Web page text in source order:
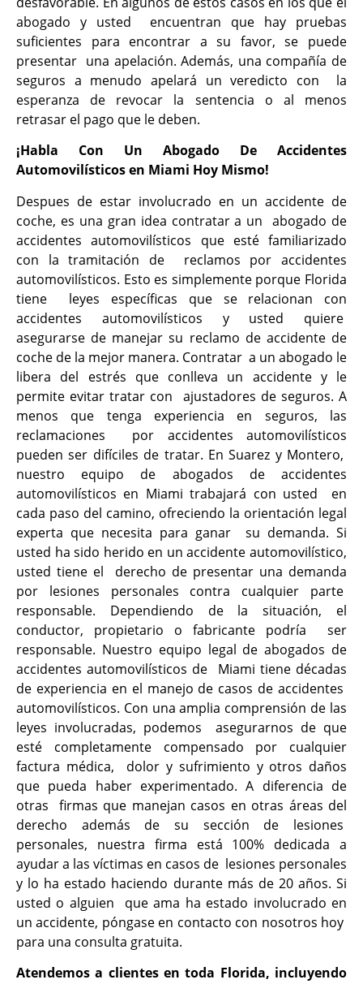
abogado y usted encuentran que hay pruebas
suficientes para encontrar a su favor, se puede
presentar una apelación. Además, una compañía de
seguros a menudo apelará un veredicto con la
esperanza de revocar la sentencia o al menos
retrasar el pago que le deben.
¡Habla Con Un Abogado De Accidentes
Automovilísticos en Miami Hoy Mismo!
Despues de estar involucrado en un accidente de
coche, es una gran idea contratar a un abogado de
accidentes automovilísticos que esté familiarizado
con la tramitación de reclamos por accidentes
automovilísticos. Esto es simplemente porque Florida
tiene leyes específicas que se relacionan con
accidentes automovilísticos y usted quiere
asegurarse de manejar su reclamo de accidente de
coche de la mejor manera. Contratar a un abogado le
libera del estrés que conlleva un accidente y le
permite evitar tratar con ajustadores de seguros. A
menos que tenga experiencia en seguros, las
reclamaciones por accidentes automovilísticos
pueden ser difíciles de tratar. En Suarez y Montero,
nuestro equipo de abogados de accidentes
automovilísticos en Miami trabajará con usted en
cada paso del camino, ofreciendo la orientación legal
experta que necesita para ganar su demanda. Si
usted ha sido herido en un accidente automovilístico,
usted tiene el derecho de presentar una demanda
por lesiones personales contra cualquier parte
responsable. Dependiendo de la situación, el
conductor, propietario o fabricante podría ser
responsable. Nuestro equipo legal de abogados de
accidentes automovilísticos de Miami tiene décadas
de experiencia en el manejo de casos de accidentes
automovilísticos. Con una amplia comprensión de las
leyes involucradas, podemos asegurarnos de que
esté completamente compensado por cualquier
factura médica, dolor y sufrimiento y otros daños
que pueda haber experimentado. A diferencia de
otras firmas que manejan casos en otras áreas del
derecho además de su sección de lesiones
personales, nuestra firma está 100% dedicada a
ayudar a las víctimas en casos de lesiones personales
y lo ha estado haciendo durante más de 20 años. Si
usted o alguien que ama ha estado involucrado en
un accidente, póngase en contacto con nosotros hoy
para una consulta gratuita.
Atendemos a clientes en toda Florida, incluyendo